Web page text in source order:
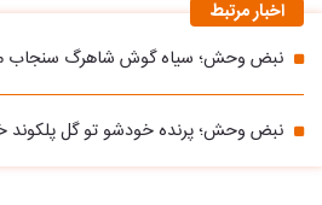
اخبار مرتبط
نبض وحش؛ سیاه گوش شاهرگ سنجاب
نبض وحش؛ پرنده خودشو تو گل پلکوند